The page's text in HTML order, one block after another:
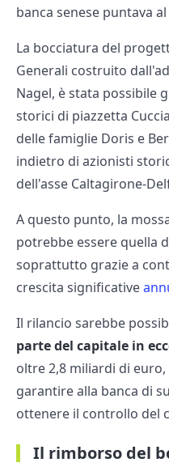
banca senese puntava al
La bocciatura del
Generali costruito
Nagel, è stata possibile
storici di piazzetta
delle famiglie Doris e
indietro di azionisti
dell'asse Caltagirone-
A questo punto, la
potrebbe essere quella
soprattutto grazie a
crescita significative
Il rilancio sarebbe
parte del capitale in
oltre 2,8 miliardi di
garantire alla banca di
ottenere il controllo del
Il rimborso del